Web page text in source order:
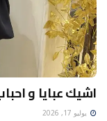
اشيك عبايا و
يوليو 17, 2026